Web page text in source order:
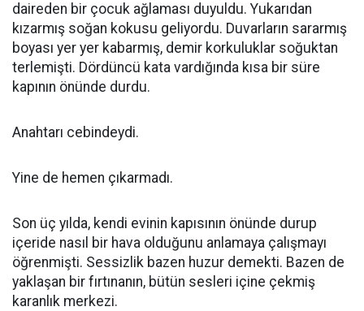
daireden bir çocuk ağlaması duyuldu. Yukarıdan
kızarmış soğan kokusu geliyordu. Duvarların sararmış
boyası yer yer kabarmış, demir korkuluklar soğuktan
terlemişti. Dördüncü kata vardığında kısa bir süre
kapının önünde durdu.
Anahtarı cebindeydi.
Yine de hemen çıkarmadı.
Son üç yılda, kendi evinin kapısının önünde durup
içeride nasıl bir hava olduğunu anlamaya çalışmayı
öğrenmişti. Sessizlik bazen huzur demekti. Bazen de
yaklaşan bir fırtınanın, bütün sesleri içine çekmiş
karanlık merkezi.